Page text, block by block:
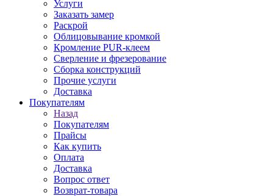
Услуги
Заказать замер
Раскрой
Облицовывание кромкой
Кромление PUR-клеем
Сверление и фрезерование
Сборка конструкций
Прочие услуги
Доставка
Покупателям
Назад
Покупателям
Прайсы
Как купить
Оплата
Доставка
Вопрос ответ
Возврат-товара